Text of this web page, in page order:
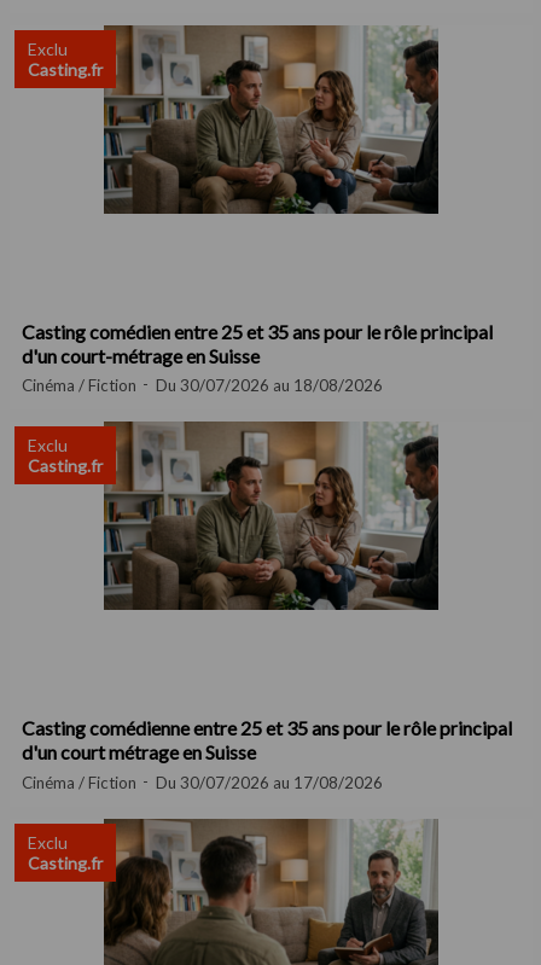
Exclu
Casting.fr
Casting comédien entre 25 et 35 ans pour le rôle principal
d'un court-métrage en Suisse
Cinéma / Fiction Du 30/07/2026 au 18/08/2026
Exclu
Casting.fr
Casting comédienne entre 25 et 35 ans pour le rôle principal
d'un court métrage en Suisse
Cinéma / Fiction Du 30/07/2026 au 17/08/2026
Exclu
Casting.fr